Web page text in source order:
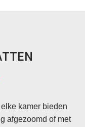
kamer bieden
afgezoomd of met